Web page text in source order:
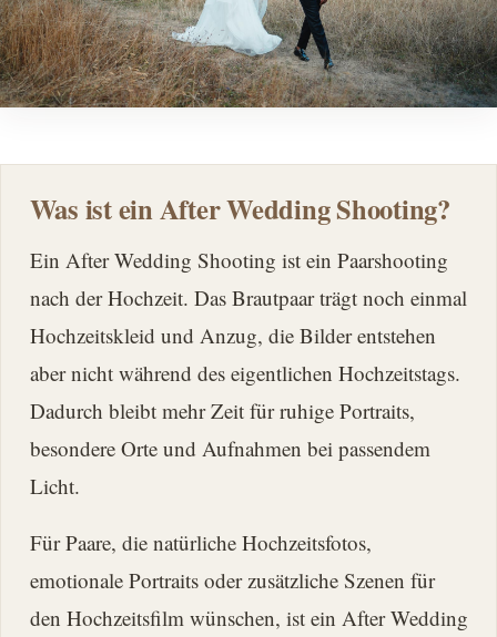
Was ist ein After Wedding Shooting?
Ein After Wedding Shooting ist ein Paarshooting
nach der Hochzeit. Das Brautpaar trägt noch einmal
Hochzeitskleid und Anzug, die Bilder entstehen
aber nicht während des eigentlichen Hochzeitstags.
Dadurch bleibt mehr Zeit für ruhige Portraits,
besondere Orte und Aufnahmen bei passendem
Licht.
Für Paare, die natürliche Hochzeitsfotos,
emotionale Portraits oder zusätzliche Szenen für
den Hochzeitsfilm wünschen, ist ein After Wedding